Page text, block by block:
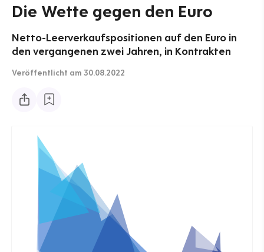
Die Wette gegen den Euro
Netto-Leerverkaufspositionen auf den Euro in
den vergangenen zwei Jahren, in Kontrakten
Veröffentlicht am 30.08.2022